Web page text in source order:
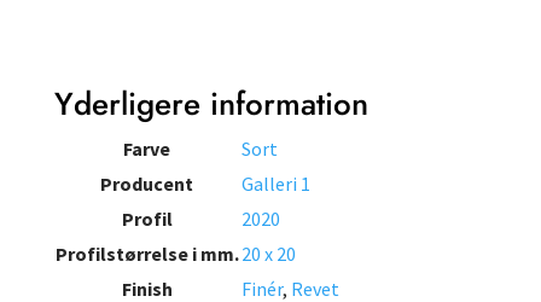
Yderligere information
Farve
Sort
Producent
Galleri 1
Profil
2020
Profilstørrelse i mm.20 x 20
Finish
Finér, Revet